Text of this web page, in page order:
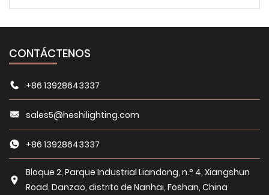
CONTÁCTENOS
+86 13928643337
sales5@heshilighting.com
+86 13928643337
Bloque 2, Parque Industrial Liandong, n.° 4, Xiangshun
Road, Danzao, distrito de Nanhai, Foshan, China